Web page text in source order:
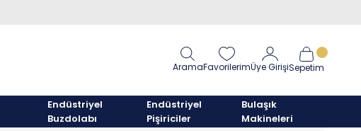
AramaFavorilerimÜye GirişiSepetim
Endüstriyel
Buzdolabı
Endüstriyel
Pişiriciler
Bulaşık
Makineleri